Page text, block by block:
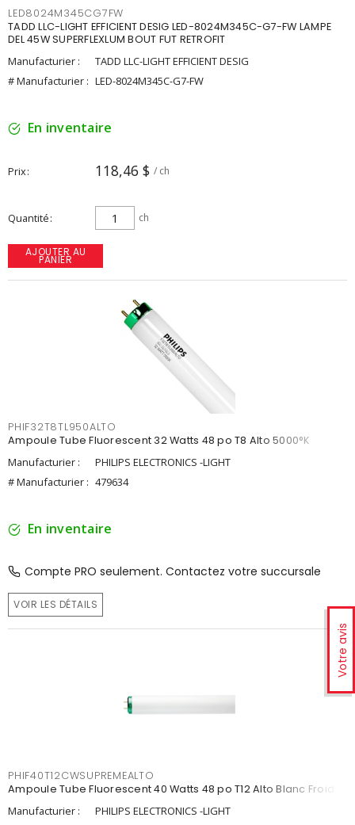
Votre avis
LED8024M345CG7FW
TADD LLC-LIGHT EFFICIENT DESIG LED-8024M345C-G7-FW LAMPE
DEL 45W SUPERFLEXLUM BOUT FUT RETROFIT
Manufacturier :
TADD LLC-LIGHT EFFICIENT DESIG
# Manufacturier : LED-8024M345C-G7-FW
En inventaire
Prix 118,46 $ / ch
Quantité ch
AJOUTER AU
PANIER
PHIF32T8TL950ALTO
Ampoule Tube Fluorescent 32 Watts 48 po T8 Alto 5000°K
Manufacturier :
PHILIPS ELECTRONICS -LIGHT
# Manufacturier : 479634
En inventaire
Compte PRO seulement. Contactez votre succursale
VOIR LES DÉTAILS
PHIF40T12CWSUPREMEALTO
Ampoule Tube Fluorescent 40 Watts 48 po T12 Alto Blanc Froid
Manufacturier :
PHILIPS ELECTRONICS -LIGHT